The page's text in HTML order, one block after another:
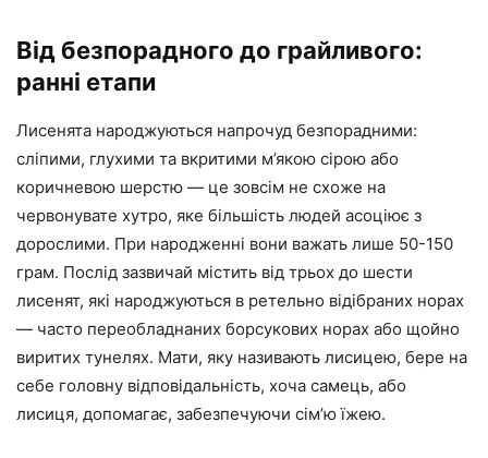
Від безпорадного до грайливого:
ранні етапи
Лисенята народжуються напрочуд безпорадними:
сліпими, глухими та вкритими м’якою сірою або
коричневою шерстю — це зовсім не схоже на
червонувате хутро, яке більшість людей асоціює з
дорослими. При народженні вони важать лише 50-150
грам. Послід зазвичай містить від трьох до шести
лисенят, які народжуються в ретельно відібраних норах
— часто переобладнаних борсукових норах або щойно
виритих тунелях. Мати, яку називають лисицею, бере на
себе головну відповідальність, хоча самець, або
лисиця, допомагає, забезпечуючи сім’ю їжею.